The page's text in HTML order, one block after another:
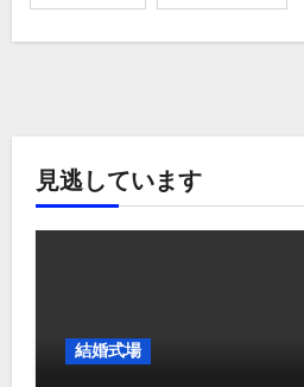
見逃しています
結婚式場